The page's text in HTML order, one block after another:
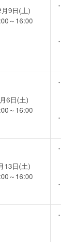
9日(土)
～16:00
6日(土)
～16:00
13日(土)
～16:00